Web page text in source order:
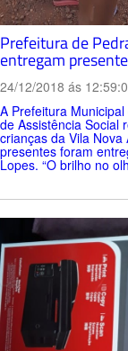
Prefeitura de
entregam
24/12/2018 ás
A Prefeitura
de Assistência Social
crianças da Vila
presentes foram
Lopes. “O brilho no